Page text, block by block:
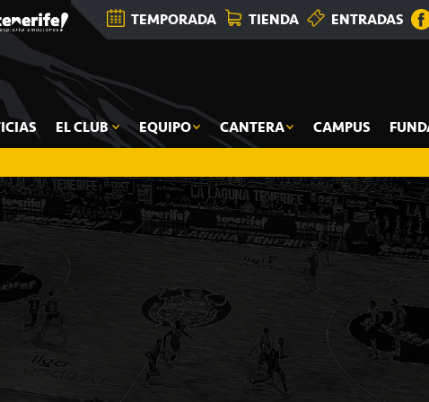
TEMPORADA TIENDA ENTRADAS
EL CLUB EQUIPO CANTERA CAMPUS